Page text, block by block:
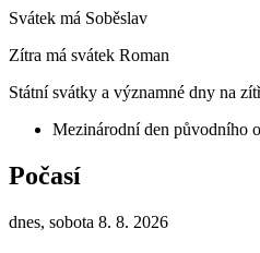
Svátek má Soběslav
Zítra má svátek Roman
Státní svátky a významné dny na
Mezinárodní den původního
Počasí
dnes, sobota 8. 8. 2026